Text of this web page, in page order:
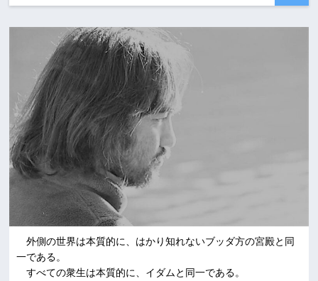
外側の世界は本質的に、はかり知れないブッダ方の宮殿と同
一である。
すべての衆生は本質的に、イダムと同一である。